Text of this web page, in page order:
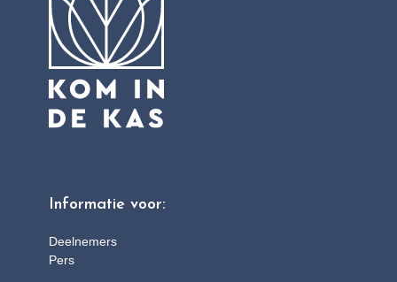
Informatie voor:
Deelnemers
Pers